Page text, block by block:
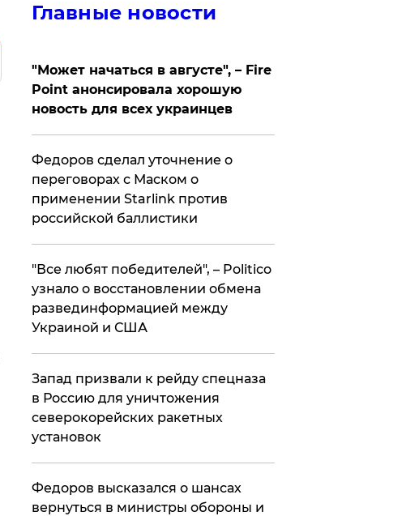
Главные новости
"Может начаться в августе", – Fire
Point анонсировала хорошую
новость для всех украинцев
Федоров сделал уточнение о
переговорах с Маском о
применении Starlink против
российской баллистики
​"Все любят победителей", – Politico
узнало о восстановлении обмена
развединформацией между
Украиной и США
Запад призвали к рейду спецназа
в Россию для уничтожения
северокорейских ракетных
установок
Федоров высказался о шансах
вернуться в министры обороны и